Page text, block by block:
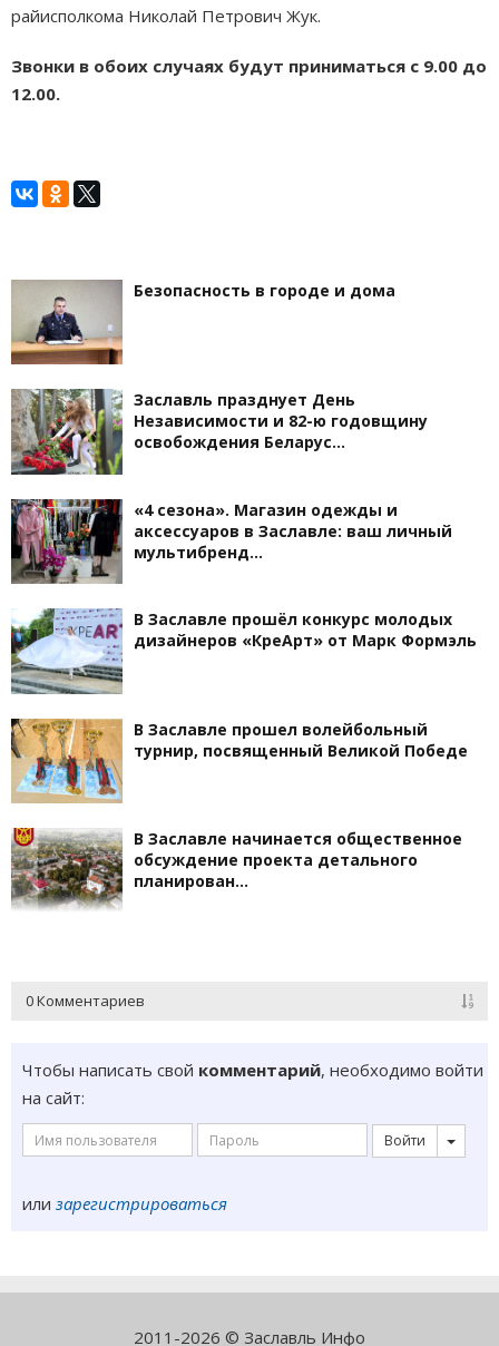
райисполкома Николай Петрович Жук.
Звонки в обоих случаях будут приниматься с 9.00 до
12.00.
Безопасность в городе и дома
Заславль празднует День
Независимости и 82-ю годовщину
освобождения Беларус…
«4 сезона». Магазин одежды и
аксессуаров в Заславле: ваш личный
мультибренд…
В Заславле прошёл конкурс молодых
дизайнеров «КреАрт» от Марк Формэль
В Заславле прошел волейбольный
турнир, посвященный Великой Победе
В Заславле начинается общественное
обсуждение проекта детального
планирован…
0 Комментариев
Чтобы написать свой комментарий, необходимо войти
на сайт:
Войти
или зарегистрироваться
2011-2026 © Заславль Инфо